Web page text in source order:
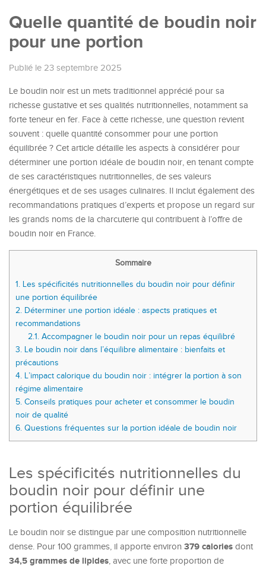
Quelle quantité de boudin noir
pour une portion
Publié le 23 septembre 2025
Le boudin noir est un mets traditionnel apprécié pour sa
richesse gustative et ses qualités nutritionnelles, notamment sa
forte teneur en fer. Face à cette richesse, une question revient
souvent : quelle quantité consommer pour une portion
équilibrée ? Cet article détaille les aspects à considérer pour
déterminer une portion idéale de boudin noir, en tenant compte
de ses caractéristiques nutritionnelles, de ses valeurs
énergétiques et de ses usages culinaires. Il inclut également des
recommandations pratiques d’experts et propose un regard sur
les grands noms de la charcuterie qui contribuent à l’offre de
boudin noir en France.
Sommaire
1. Les spécificités nutritionnelles du boudin noir pour définir
une portion équilibrée
2. Déterminer une portion idéale : aspects pratiques et
recommandations
2.1. Accompagner le boudin noir pour un repas équilibré
3. Le boudin noir dans l’équilibre alimentaire : bienfaits et
précautions
4. L’impact calorique du boudin noir : intégrer la portion à son
régime alimentaire
5. Conseils pratiques pour acheter et consommer le boudin
noir de qualité
6. Questions fréquentes sur la portion idéale de boudin noir
Les spécificités nutritionnelles du
boudin noir pour définir une
portion équilibrée
Le boudin noir se distingue par une composition nutritionnelle
dense. Pour 100 grammes, il apporte environ 379 calories dont
34,5 grammes de lipides, avec une forte proportion de